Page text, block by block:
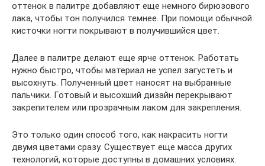
оттенок в палитре добавляют еще немного бирюзового
лака, чтобы тон получился темнее. При помощи обычной
кисточки ногти покрывают в получившийся цвет.
Далее в палитре делают еще ярче оттенок. Работать
нужно быстро, чтобы материал не успел загустеть и
высохнуть. Полученный цвет наносят на выбранные
пальчики. Готовый и высохший дизайн перекрывают
закрепителем или прозрачным лаком для закрепления.
Это только один способ того, как накрасить ногти
двумя цветами сразу. Существует еще масса других
технологий, которые доступны в домашних условиях.